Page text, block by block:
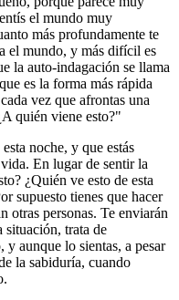
el mundo muy
más profundamente te
el mundo, y más difícil es
la auto-indagación se llama
es la forma más rápida
vez que afrontas una
quién viene esto?"
noche, y que estás
En lugar de sentir la
¿Quién ve esto de esta
supuesto tienes que hacer
otras personas. Te enviarán
trata de
y aunque lo sientas, a pesar
la sabiduría, cuando